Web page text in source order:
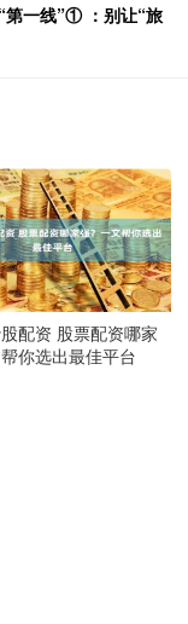
第一线”① ：别让“旅
配资 股票配资哪家
你选出最佳平台